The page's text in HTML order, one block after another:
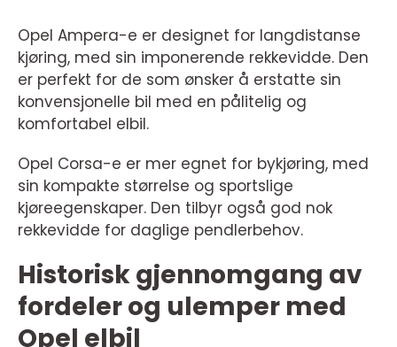
Opel Ampera-e er designet for langdistanse
kjøring, med sin imponerende rekkevidde. Den
er perfekt for de som ønsker å erstatte sin
konvensjonelle bil med en pålitelig og
komfortabel elbil.
Opel Corsa-e er mer egnet for bykjøring, med
sin kompakte størrelse og sportslige
kjøreegenskaper. Den tilbyr også god nok
rekkevidde for daglige pendlerbehov.
Historisk gjennomgang av
fordeler og ulemper med
Opel elbil